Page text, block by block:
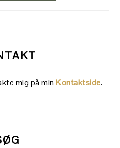
mig på minKontaktside.